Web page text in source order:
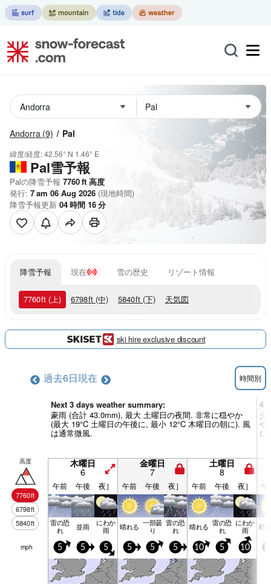
Andorra (9) Pal
緯度/経度:42.56° N 1.46° E
Pal雪予報
Palの降雪予報 7760ft 高度
発行: 7 am 06 Aug 2026 (現地時間)
降雪予報更新 04時間 16分
降雪予報 現在 雪の歴史 リゾート情報
7760ft (上) 6798ft (中) 5840ft (下) 天気図
ski hire exclusive discount
過去6日現在 時間別
Next 3 days weather summary:
豪雨 (合計 43.0mm), 最大 土曜日の夜間. 非常に穏やか
(最大 19°C 土曜日の午後に, 最小 12°C 木曜日の朝に). 風
は通常微風.
4 -
少
や
に
高度
7760ft
6798ft
5840ft
木曜日
6
金曜日
7
土曜日
8
午前 午後 夜］ 午前 午後 夜］ 午前 午後 夜］ 午
雷の恐
れ 並雨 にわか
雨 晴れる 一部曇
り
雷の恐
れ 晴れる 雷の恐
れ
にわか
雨 晴
mph 5 5 5 5 5 5 10 5 10